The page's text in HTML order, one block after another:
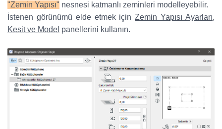
"Zemin Yapısı" nesnesi katmanlı zeminleri modelleyebilir.
İstenen görünümü elde etmek içinZemin Yapısı Ayarları,
Kesit ve Model panellerini kullanın.